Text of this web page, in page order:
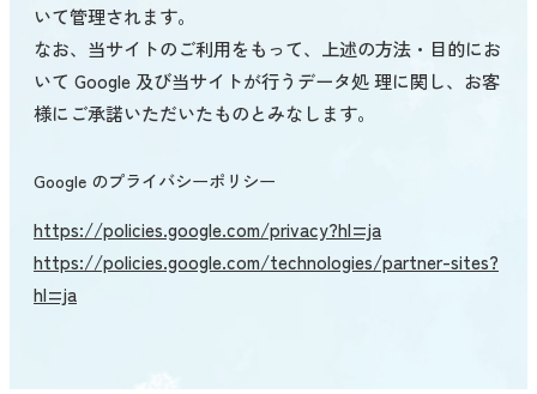
いて管理されます。
なお、当サイトのご利用をもって、上述の方法・目的にお
いて Google 及び当サイトが行うデータ処 理に関し、お客
様にご承諾いただいたものとみなします。
Google のプライバシーポリシー
https://policies.google.com/privacy?hl=ja
https://policies.google.com/technologies/partner-sites?
hl=ja